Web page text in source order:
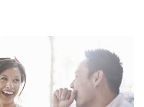
PROMOCIONES
SV (ES)